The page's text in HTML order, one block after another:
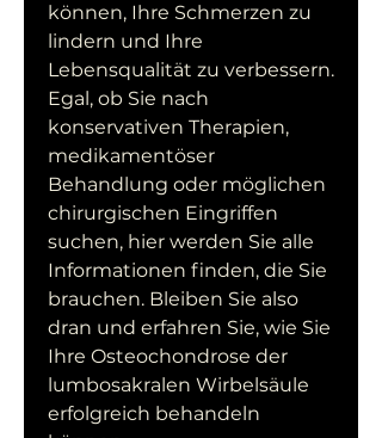
können, Ihre Schmerzen zu
lindern und Ihre
Lebensqualität zu verbessern.
Egal, ob Sie nach
konservativen Therapien,
medikamentöser
Behandlung oder möglichen
chirurgischen Eingriffen
suchen, hier werden Sie alle
Informationen finden, die Sie
brauchen. Bleiben Sie also
dran und erfahren Sie, wie Sie
Ihre Osteochondrose der
lumbosakralen Wirbelsäule
erfolgreich behandeln